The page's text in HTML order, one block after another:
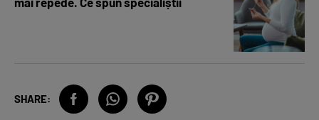
SHARE: